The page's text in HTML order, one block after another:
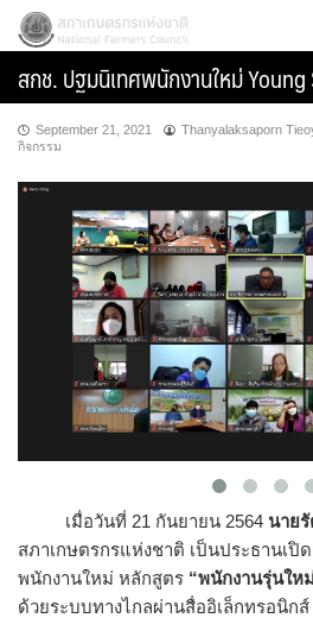
Skip
content
Search
สภาเกษตรกรแห่งชาติ
สกช. ปฐมนิเทศพนักงานใหม่​
September 21, 2021 Thanyalaksaporn
กิจกรรม
เมื่อวันที่ 21 กันยายน 2564 นาย
สภาเกษตรกรแห่งชาติ เป็นประธานเปิ
พนักงานใหม่ หลักสูตร “พนักงานรุ่นให
ด้วยระบบทางไกลผ่านสื่ออิเล็กทรอนิก